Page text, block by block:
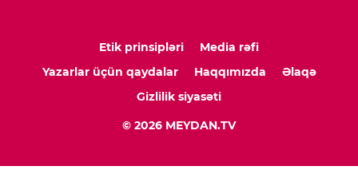
Etik prinsipləri
Media rəfi
Yazarlar üçün qaydalar
Haqqımızda
Əlaqə
Gizlilik siyasəti
© 2026 MEYDAN.TV